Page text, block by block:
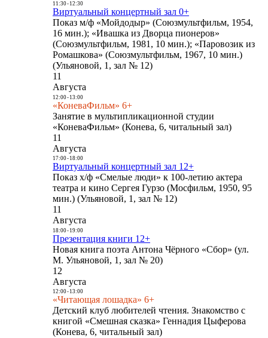
11:30- 12:30
Виртуальный концертный зал 0+
Показ м/ф «Мойдодыр» (Союзмультфильм, 1954,
16 мин.); «Ивашка из Дворца пионеров»
(Союзмультфильм, 1981, 10 мин.); «Паровозик из
Ромашкова» (Союзмультфильм, 1967, 10 мин.)
(Ульяновой, 1, зал № 12)
11
Августа
12:00- 13:00
«КоневаФильм» 6+
Занятие в мультипликационной студии
«КоневаФильм» (Конева, 6, читальный зал)
11
Августа
17:00- 18:00
Виртуальный концертный зал 12+
Показ х/ф «Смелые люди» к 100-летию актера
театра и кино Сергея Гурзо (Мосфильм, 1950, 95
мин.) (Ульяновой, 1, зал № 12)
11
Августа
18:00- 19:00
Презентация книги 12+
Новая книга поэта Антона Чёрного «Сбор» (ул.
М. Ульяновой, 1, зал № 20)
12
Августа
12:00- 13:00
«Читающая лошадка» 6+
Детский клуб любителей чтения. Знакомство с
книгой «Смешная сказка» Геннадия Цыферова
(Конева, 6, читальный зал)